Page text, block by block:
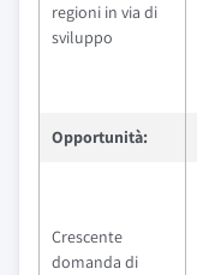
regioni in via di
sviluppo
Opportunità:
Crescente
domanda di